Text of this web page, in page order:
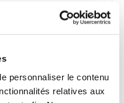
personnaliser le contenu
relatives aux
aérienne nationale
accord de formation
de commandant de
personnels de cabine et